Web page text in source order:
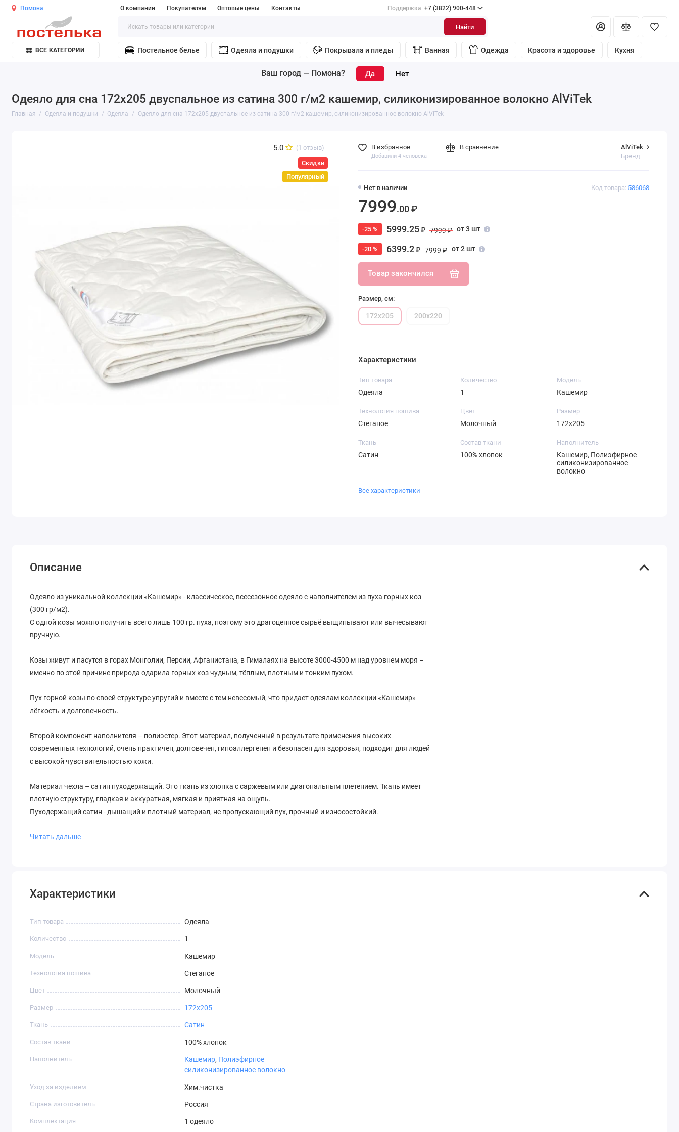
Помона О компании Покупателям Оптовые цены Контакты Поддержка +7 (3822) 900-448
Найти
ВСЕ КАТЕГОРИИ Постельное белье Одеяла и подушки Покрывала и пледы Ванная Одежда Красота и здоровье Кухня
Ваш город — Помона?
Одеяло для сна 172х205 двуспальное из сатина 300 г/м2 кашемир, силиконизированное волокно AlViTek
Главная Одеяла и подушки Одеяла Одеяло для сна 172х205 двуспальное из сатина 300 г/м2 кашемир, силиконизированное волокно AlViTek
5.0 (1 отзыв)
Скидки
Популярный
Код товара: 586068
AlViTek
Бренд
Нет в наличии
7999.00 ₽
-25 % 5999.25₽ 7999 ₽ от 3 шт
-20 % 6399.2₽ 7999 ₽ от 2 шт
Товар закончился
Размер, см:
172х205 200х220
В избранное
Добавили 4 человека
В сравнение
Характеристики
Тип товара
Одеяла
Количество
1
Модель
Кашемир
Технология пошива
Стеганое
Цвет
Молочный
Размер
172х205
Ткань
Сатин
Состав ткани
100% хлопок
Наполнитель
Кашемир, Полиэфирное
силиконизированное
волокно
Все характеристики
Описание
Одеяло из уникальной коллекции «Кашемир» - классическое, всесезонное одеяло с наполнителем из пуха горных коз
(300 гр/м2).
С одной козы можно получить всего лишь 100 гр. пуха, поэтому это драгоценное сырьё выщипывают или вычесывают
вручную.
Козы живут и пасутся в горах Монголии, Персии, Афганистана, в Гималаях на высоте 3000-4500 м над уровнем моря –
именно по этой причине природа одарила горных коз чудным, тёплым, плотным и тонким пухом.
Пух горной козы по своей структуре упругий и вместе с тем невесомый, что придает одеялам коллекции «Кашемир»
лёгкость и долговечность.
Второй компонент наполнителя – полиэстер. Этот материал, полученный в результате применения высоких
современных технологий, очень практичен, долговечен, гипоаллергенен и безопасен для здоровья, подходит для людей
с высокой чувствительностью кожи.
Материал чехла – сатин пуходержащий. Это ткань из хлопка с саржевым или диагональным плетением. Ткань имеет
плотную структуру, гладкая и аккуратная, мягкая и приятная на ощупь.
Пуходержащий сатин - дышащий и плотный материал, не пропускающий пух, прочный и износостойкий.
Одеяла коллекции «Кашемир», благодаря своим природным компонентам, избавляют от головных болей, а также
Чехол молочного цвета с окантовкой косой бейкой.
Читать дальше
Характеристики
Тип товара Одеяла
Количество 1
Модель Кашемир
Технология пошива Стеганое
Цвет Молочный
Размер 172х205
Ткань Сатин
Состав ткани 100% хлопок
Наполнитель Кашемир, Полиэфирное
силиконизированное волокно
Уход за изделием Хим.чистка
Страна изготовитель Россия
Комплектация 1 одеяло